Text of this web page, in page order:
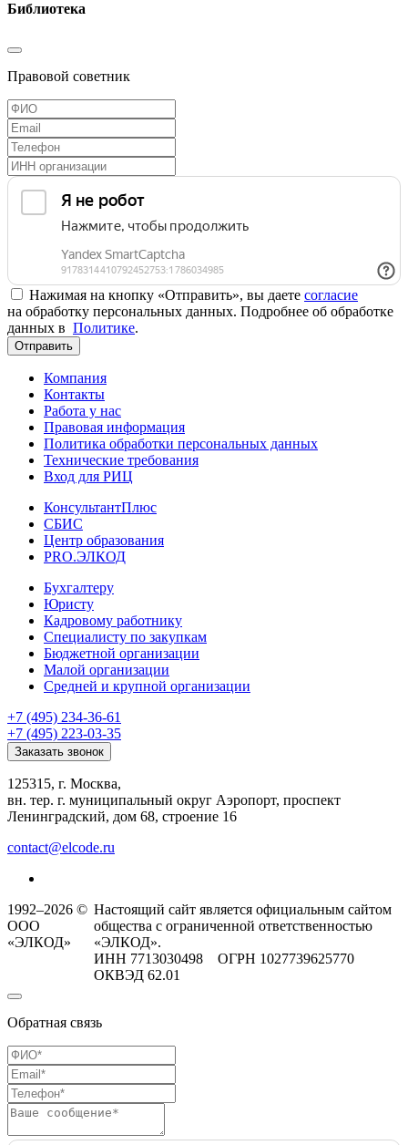
Библиотека
Правовой советник
Нажимая на кнопку «Отправить», вы даете согласие
на обработку персональных данных. Подробнее об обработке
данных в Политике.
Отправить
Компания
Контакты
Работа у нас
Правовая информация
Политика обработки персональных данных
Технические требования
Вход для РИЦ
КонсультантПлюс
СБИС
Центр образования
PRO.ЭЛКОД
Бухгалтеру
Юристу
Кадровому работнику
Специалисту по закупкам
Бюджетной организации
Малой организации
Средней и крупной организации
+7 (495) 234-36-61
+7 (495) 223-03-35
Заказать звонок
125315, г. Москва,
вн. тер. г. муниципальный округ Аэропорт, проспект
Ленинградский, дом 68, строение 16
contact@elcode.ru
1992–2026 ©
ООО
«ЭЛКОД»
Настоящий сайт является официальным сайтом
общества с ограниченной ответственностью
«ЭЛКОД».
ИНН 7713030498 ОГРН 1027739625770
ОКВЭД 62.01
Обратная связь